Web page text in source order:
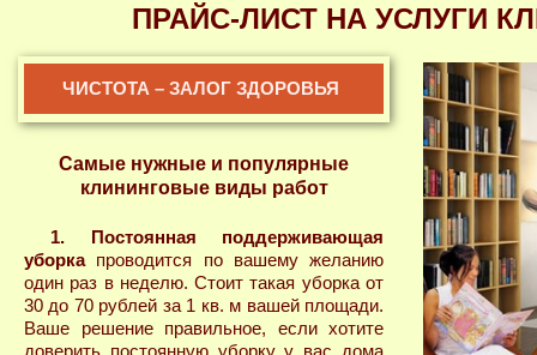
ПРАЙС-ЛИСТ НА УСЛУГИ
ЧИСТОТА – ЗАЛОГ ЗДОРОВЬЯ
Самые нужные и популярные
клининговые виды работ
1. Постоянная поддерживающая
уборкапроводится по вашему желанию
один раз в неделю. Стоит такая уборка от
30 до 70 рублей за 1 кв. м вашей площади.
Ваше решение правильное, если хотите